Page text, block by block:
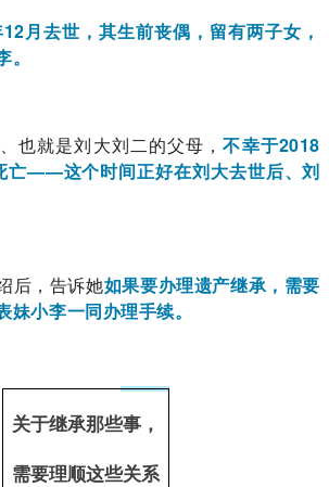
月去世，其生前丧偶，留有两子女，
也就是刘大刘二的父母，不幸于2018
亡——这个时间正好在刘大去世后、刘
后，告诉她如果要办理遗产继承，需要
小李一同办理手续。
关于继承那些事，
需要理顺这些关系